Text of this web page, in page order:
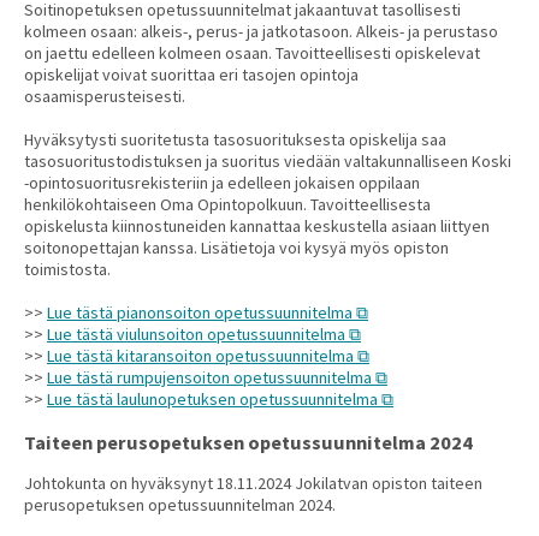
Soitinopetuksen opetussuunnitelmat jakaantuvat tasollisesti
kolmeen osaan: alkeis-, perus- ja jatkotasoon. Alkeis- ja perustaso
on jaettu edelleen kolmeen osaan. Tavoitteellisesti opiskelevat
opiskelijat voivat suorittaa eri tasojen opintoja
osaamisperusteisesti.
Hyväksytysti suoritetusta tasosuorituksesta opiskelija saa
tasosuoritustodistuksen ja suoritus viedään valtakunnalliseen Koski
-opintosuoritusrekisteriin ja edelleen jokaisen oppilaan
henkilökohtaiseen Oma Opintopolkuun. Tavoitteellisesta
opiskelusta kiinnostuneiden kannattaa keskustella asiaan liittyen
soitonopettajan kanssa. Lisätietoja voi kysyä myös opiston
toimistosta.
>> Lue tästä pianonsoiton opetussuunnitelma
>> Lue tästä viulunsoiton opetussuunnitelma
>> Lue tästä kitaransoiton opetussuunnitelma
>> Lue tästä rumpujensoiton opetussuunnitelma
>> Lue tästä laulunopetuksen opetussuunnitelma
Taiteen perusopetuksen opetussuunnitelma 2024
Johtokunta on hyväksynyt 18.11.2024 Jokilatvan opiston taiteen
perusopetuksen opetussuunnitelman 2024.